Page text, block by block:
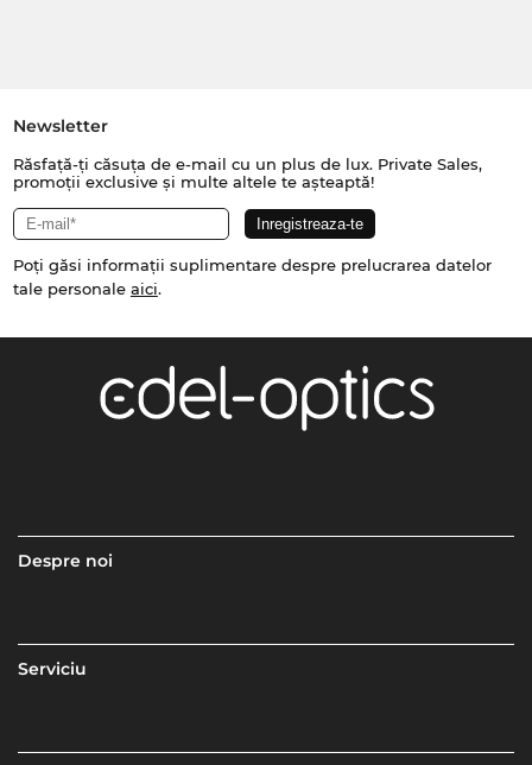
Newsletter
Răsfață-ți căsuța de e-mail cu un plus de lux. Private Sales,
promoții exclusive și multe altele te așteaptă!
Poți găsi informații suplimentare despre prelucrarea datelor
tale personale aici.
Despre noi
Serviciu